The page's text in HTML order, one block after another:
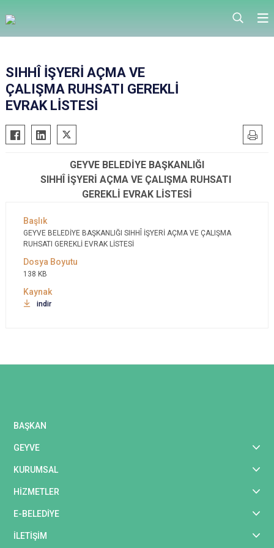
SIHHÎ İŞYERİ AÇMA VE
ÇALIŞMA RUHSATI GEREKLİ
EVRAK LİSTESİ
GEYVE BELEDİYE BAŞKANLIĞI
SIHHÎ İŞYERİ AÇMA VE ÇALIŞMA RUHSATI
GEREKLİ EVRAK LİSTESİ
GEYVE BELEDİYE BAŞKANLIĞI SIHHÎ İŞYERİ AÇMA VE ÇALIŞMA
RUHSATI GEREKLİ EVRAK LİSTESİ
138 KB
indir
BAŞKAN
GEYVE
KURUMSAL
HİZMETLER
E-BELEDİYE
İLETİŞİM